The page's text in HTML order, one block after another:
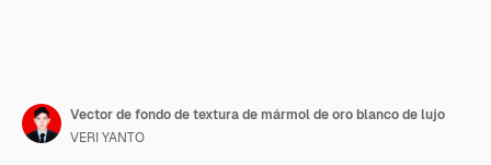
Vector de fondo de textura de mármol de oro blanco de lujo
VERI YANTO